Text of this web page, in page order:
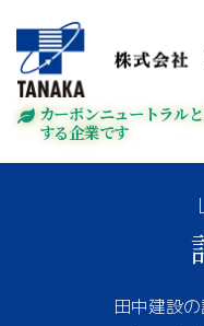
カーボンニュートラル
する企業です
田中建設